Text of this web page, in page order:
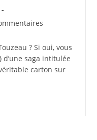
:
? Si oui, vous
d’une saga intitulée
carton sur